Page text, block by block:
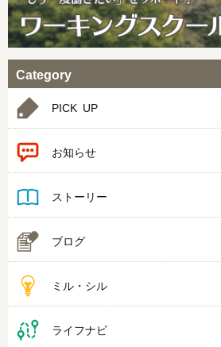
Category
PICK UP
お知らせ
ストーリー
ブログ
ミル・シル
ライフナビ